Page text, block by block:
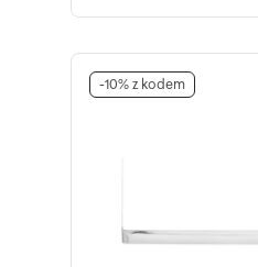
-10% z kodem